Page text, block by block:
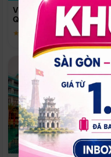
Vinpearl Resort & Spa Phu
Quoc
★ 5.0